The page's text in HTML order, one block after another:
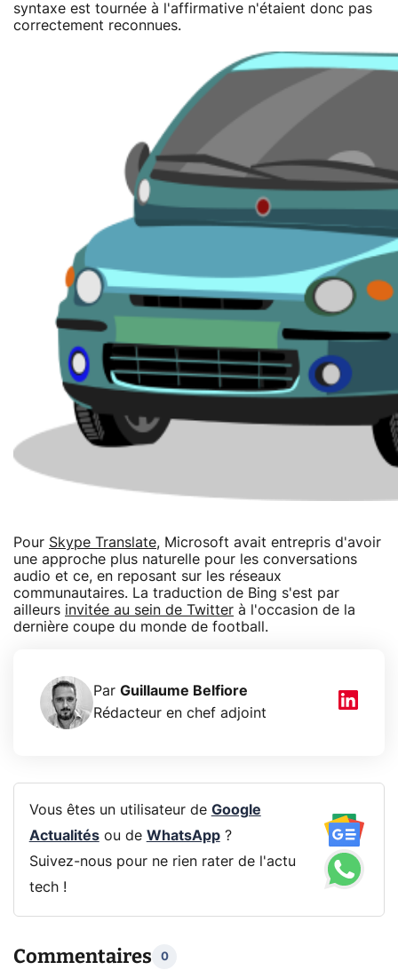
syntaxe est tournée à l'affirmative n'étaient donc pas
correctement reconnues.
Pour Skype Translate, Microsoft avait entrepris d'avoir
une approche plus naturelle pour les conversations
audio et ce, en reposant sur les réseaux
communautaires. La traduction de Bing s'est par
ailleurs invitée au sein de Twitter à l'occasion de la
dernière coupe du monde de football.
Par Guillaume Belfiore
Rédacteur en chef adjoint
Vous êtes un utilisateur de Google
Actualitésou de WhatsApp?
Suivez-nous pour ne rien rater de l'actu
tech !
Commentaires 0